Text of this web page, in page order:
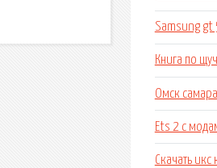
Samsung
Книга по
Омск
Ets 2 c
Скачать